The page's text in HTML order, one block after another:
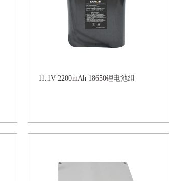
11.1V 2200mAh 18650锂电池组